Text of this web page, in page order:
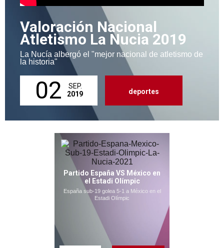
Valoración Nacional
Atletismo La Nucia 2019
La Nucía albergó el "mejor nacional de atletismo de
la historia"
02
SEP.
2019
deportes
Partido España VS México en
el Estadi Olímpic
España sub-19 golea 5-1 a México en el
Estadi Olímpic